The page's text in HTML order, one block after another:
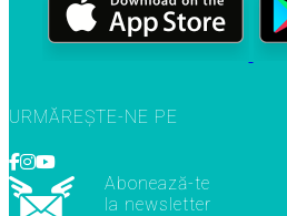
URMĂREȘTE-NE PE
Abonează-te
la newsletter